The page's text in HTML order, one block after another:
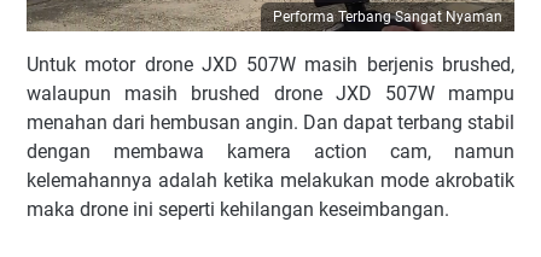
Performa Terbang Sangat Nyaman
Untuk motor drone JXD 507W masih berjenis brushed,
walaupun masih brushed drone JXD 507W mampu
menahan dari hembusan angin. Dan dapat terbang stabil
dengan membawa kamera action cam, namun
kelemahannya adalah ketika melakukan mode akrobatik
maka drone ini seperti kehilangan keseimbangan.